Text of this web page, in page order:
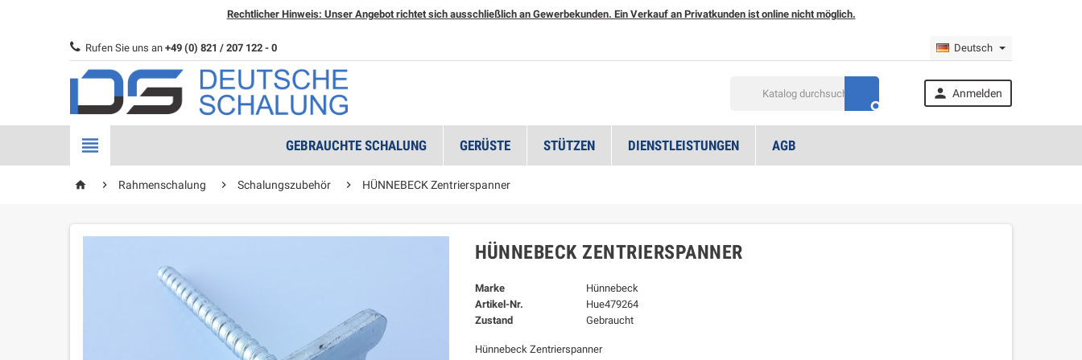
Rechtlicher Hinweis: Unser Angebot richtet sich ausschließlich an Gewerbekunden. Ein Verkauf an Privatkunden ist online nicht möglich.
Rufen Sie uns an +49 (0) 821 / 207 122 - 0 Deutsch

 Anmelden
 GEBRAUCHTE SCHALUNG GERÜSTE STÜTZEN DIENSTLEISTUNGEN AGB
home  Rahmenschalung  Schalungszubehör  HÜNNEBECK Zentrierspanner
HÜNNEBECK ZENTRIERSPANNER
Marke
Hünnebeck
Artikel-Nr.
Hue479264
Zustand
Gebraucht
Hünnebeck Zentrierspanner